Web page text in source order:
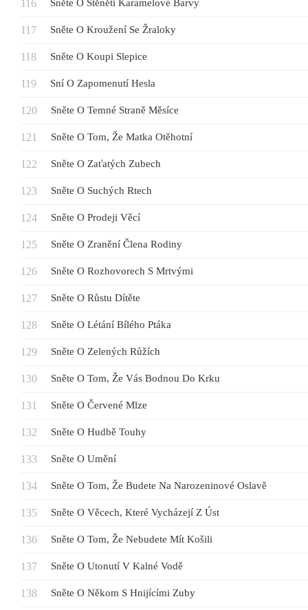
Sněte O Štěněti Karamelové Barvy
Sněte O Kroužení Se Žraloky
Sněte O Koupi Slepice
Sní O Zapomenutí Hesla
Sněte O Temné Straně Měsíce
Sněte O Tom, Že Matka Otěhotní
Sněte O Zaťatých Zubech
Sněte O Suchých Rtech
Sněte O Prodeji Věcí
Sněte O Zranění Člena Rodiny
Sněte O Rozhovorech S Mrtvými
Sněte O Růstu Dítěte
Sněte O Létání Bílého Ptáka
Sněte O Zelených Růžích
Sněte O Tom, Že Vás Bodnou Do Krku
Sněte O Červené Mlze
Sněte O Hudbě Touhy
Sněte O Umění
Sněte O Tom, Že Budete Na Narozeninové Oslavě
Sněte O Věcech, Které Vycházejí Z Úst
Sněte O Tom, Že Nebudete Mít Košili
Sněte O Utonutí V Kalné Vodě
Sněte O Někom S Hnijícími Zuby